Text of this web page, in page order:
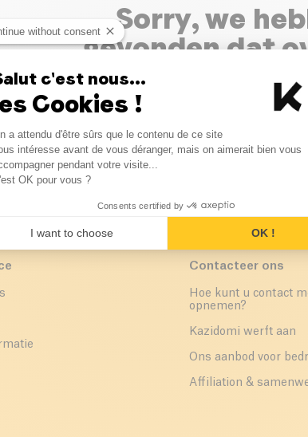
Sorry, we
gevonden dat
met uw
Controleer de spelling van uw
Contacteer ons
Hoe kunt u contact
opnemen?
Kazidomi werft aan
Ons aanbod voor
Affiliation &
without consent
c'est nous...
Cookies !
Management
a attendu d'être sûrs que le contenu de ce site
intéresse avant de vous déranger, mais on aimerait bien vous
pendant votre visite...
OK pour vous ?
Consents certified by
I want to choose OK !
Axeptio consent